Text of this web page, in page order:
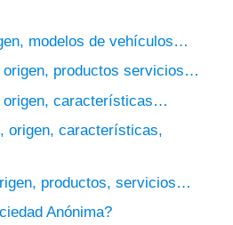
modelos de vehículos…
origen, productos servicios…
origen, características…
origen, características,
productos, servicios…
Anónima?